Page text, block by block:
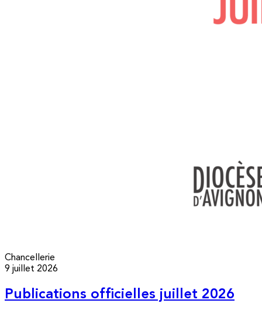
Chancellerie
9 juillet 2026
Publications officielles juillet 2026